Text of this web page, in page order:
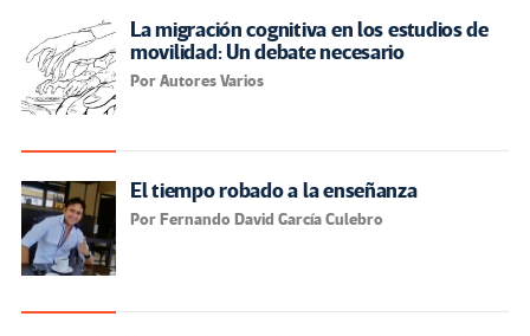
La migración cognitiva en los estudios de
movilidad: Un debate necesario
Por Autores Varios
El tiempo robado a la enseñanza
Por Fernando David García Culebro